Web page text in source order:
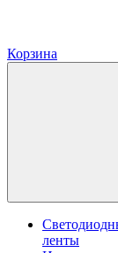
Корзина
ленты